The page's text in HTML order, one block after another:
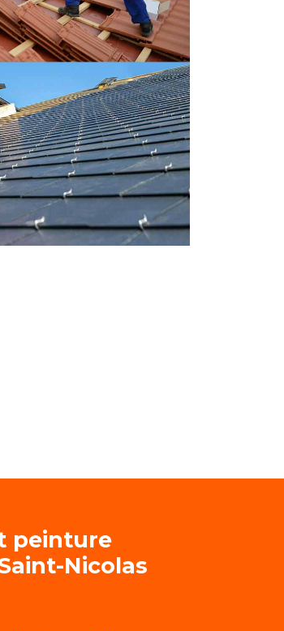
peinture
Nicolas